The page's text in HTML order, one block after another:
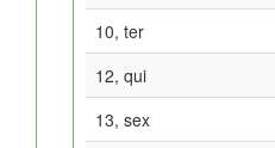
10, ter
12, qui
13, sex